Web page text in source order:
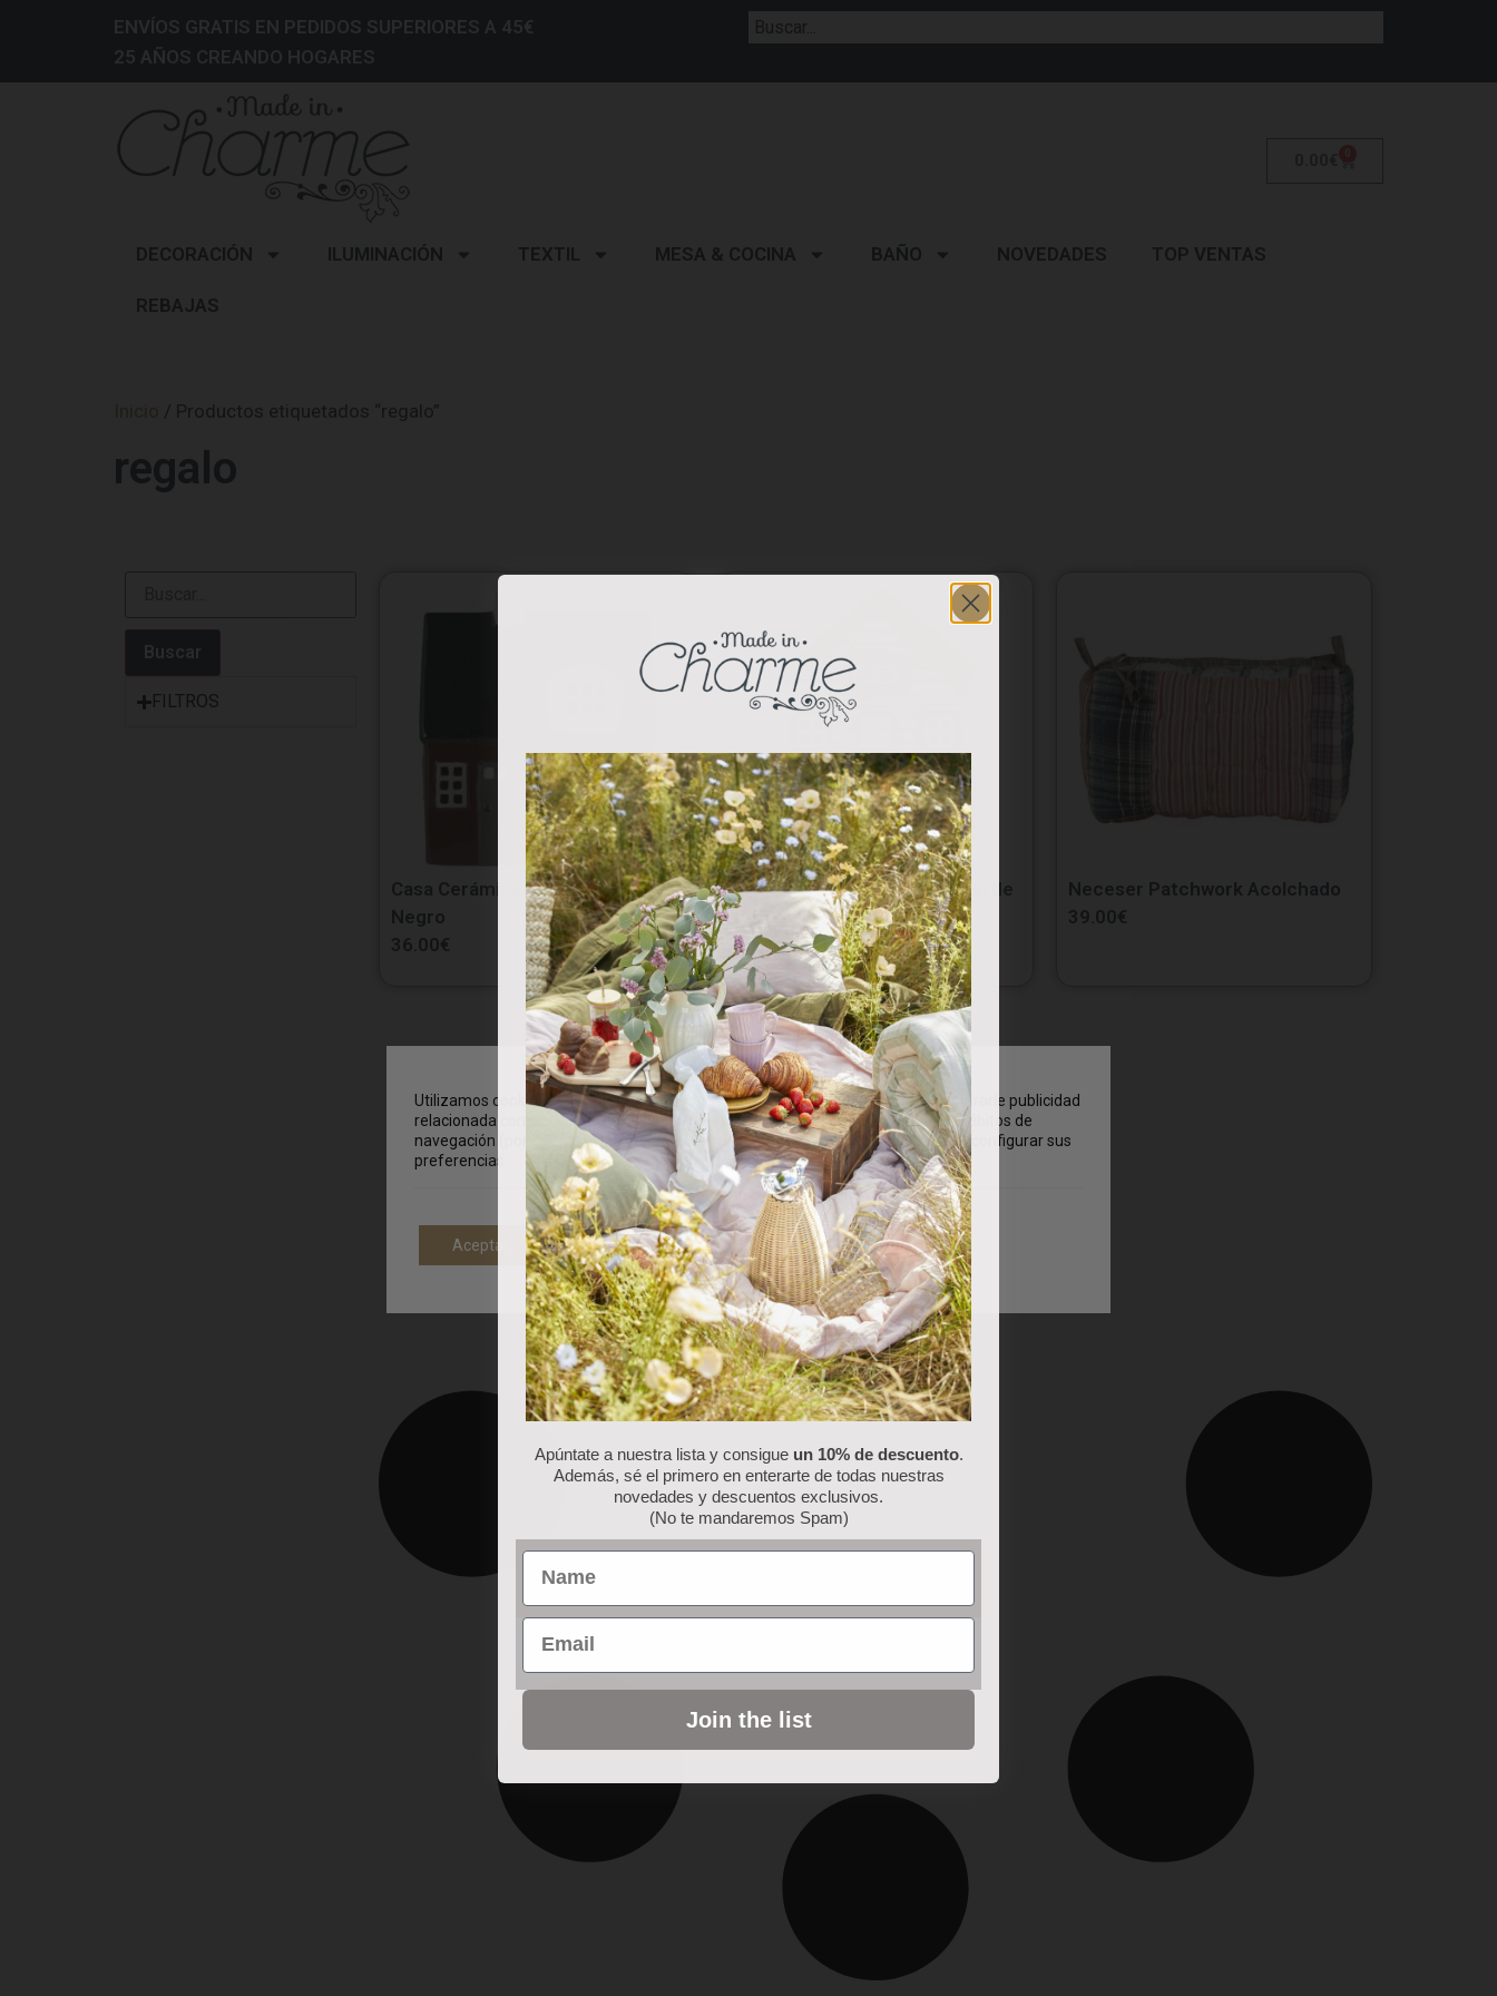
ENVÍOS GRATIS EN PEDIDOS SUPERIORES A 45€
25 AÑOS CREANDO HOGARES
DECORACIÓN ILUMINACIÓN TEXTIL MESA & COCINA BAÑO NOVEDADES TOP VENTAS
REBAJAS
/ Productos etiquetados “regalo”
regalo
Buscar
FILTROS
Casa Cerámica para Velas Tejado
Negro
36.00€
Casa Cerámica para Velas Verde
36.00€
Neceser Patchwork Acolchado
39.00€
Utilizamos cookies propias y de terceros para analizar nuestros servicios y mostrarle publicidad
relacionada con sus preferencias en base a un perfil elaborado a partir de sus hábitos de
navegación (por ejemplo, páginas visitadas). Puede obtener más información y configurar sus
preferencias.
Aceptar Rechazar Personalizar
Apúntate a nuestra lista y consigue un 10% de descuento.
Además, sé el primero en enterarte de todas nuestras
novedades y descuentos exclusivos.
(No te mandaremos Spam)
Name
Email
Join the list